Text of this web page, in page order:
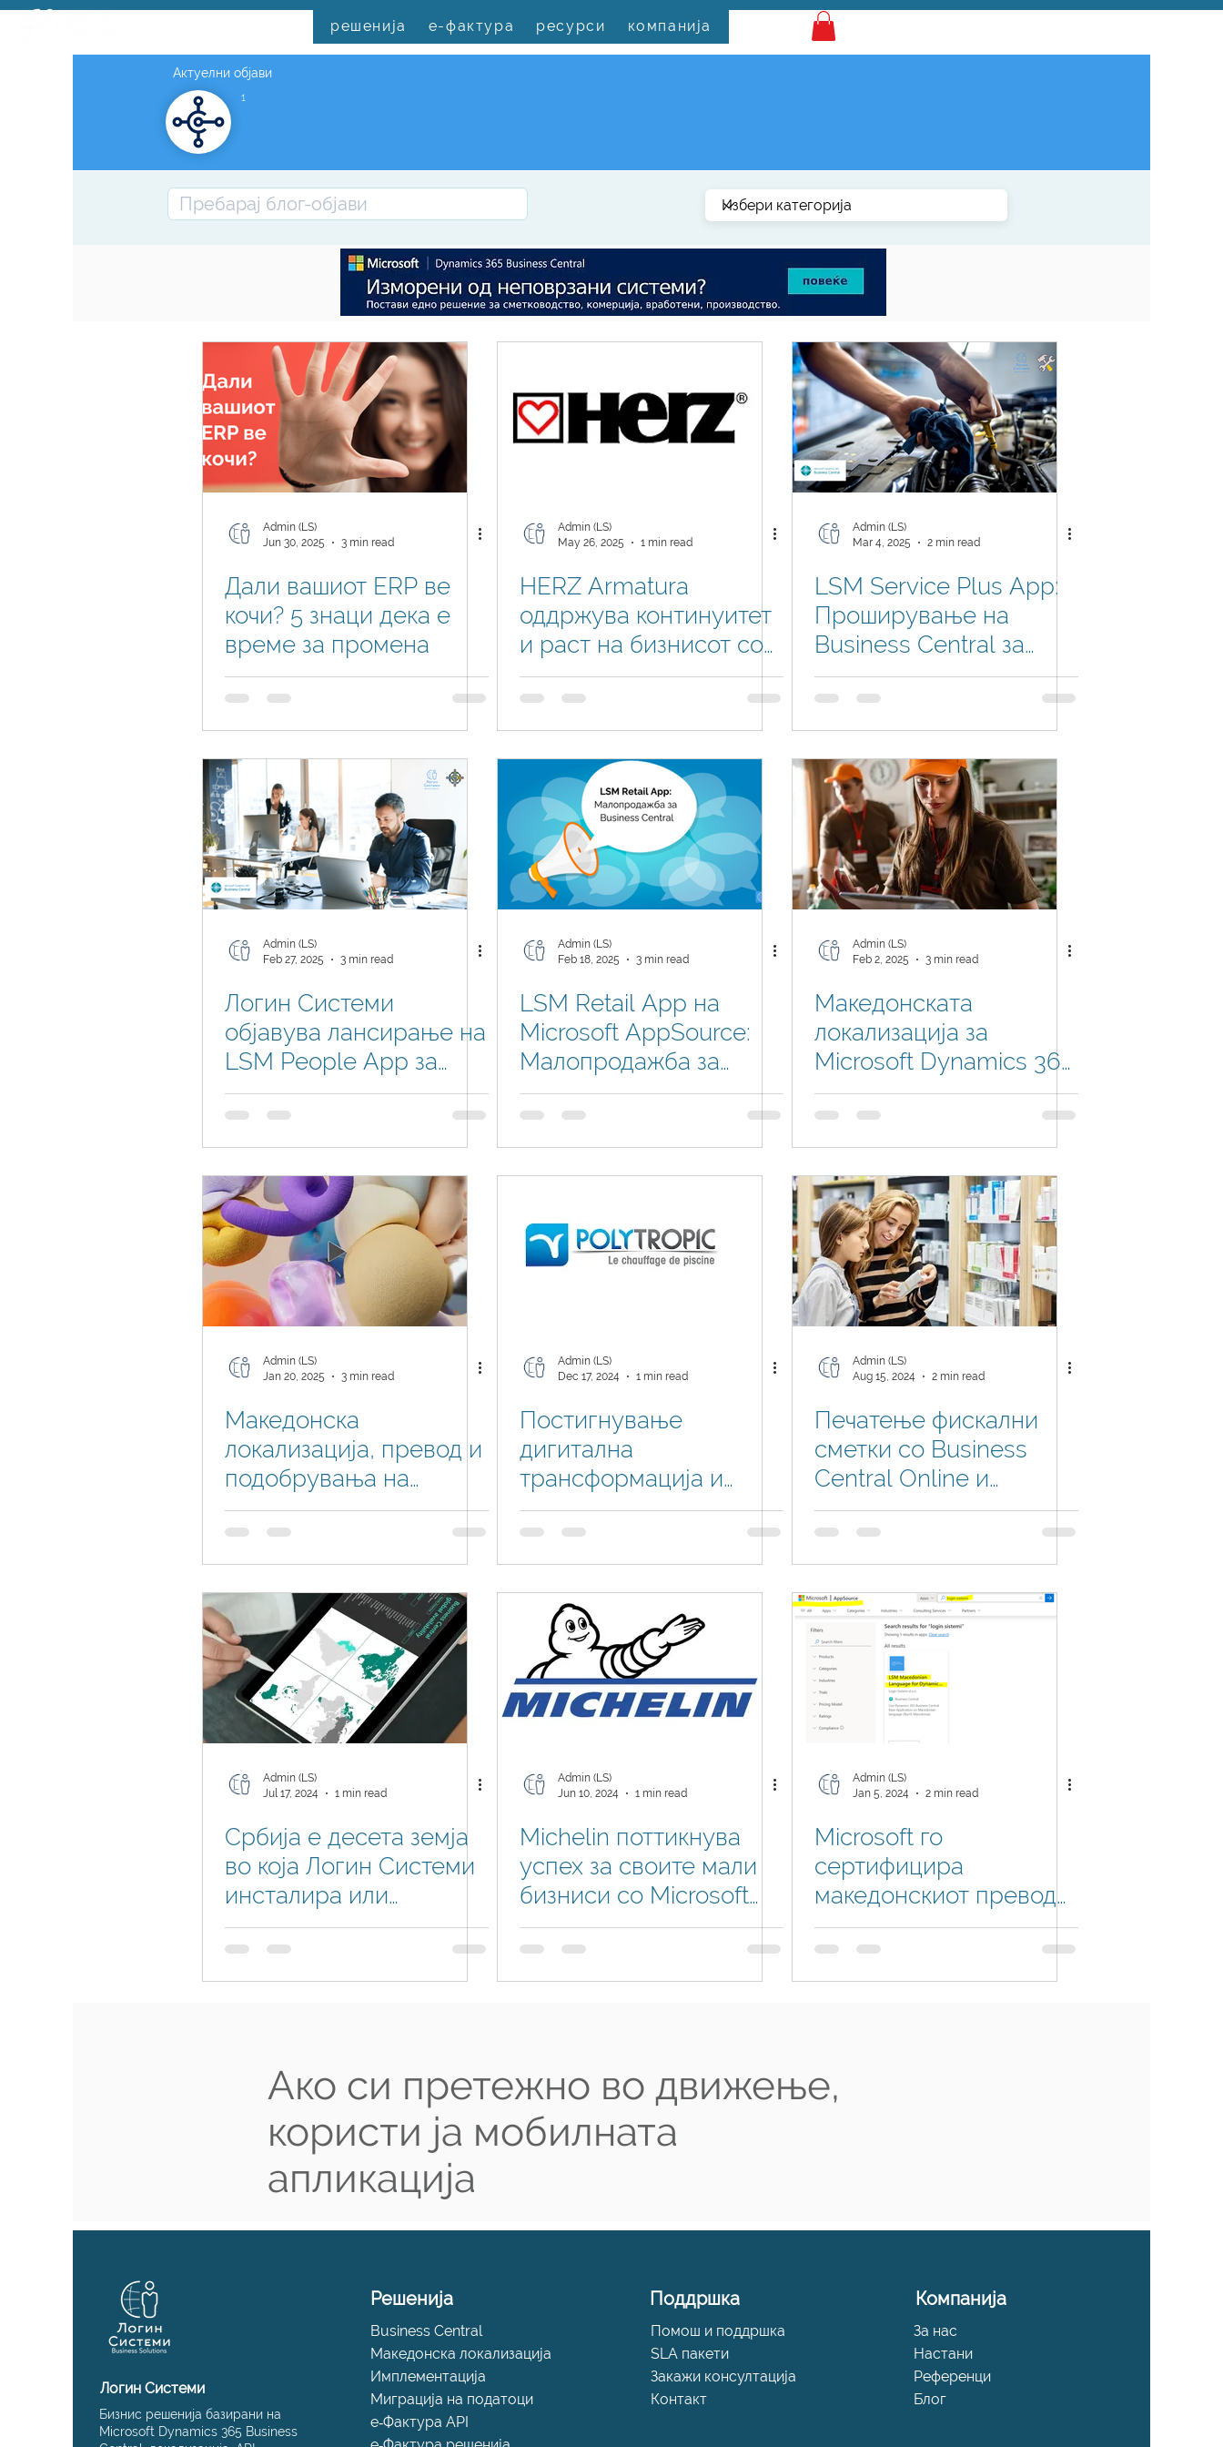
решенија е-фактура ресурси компанија
Актуелни објави
1
Admin (LS)
Jun 30, 2025
3 min read
Дали вашиот ERP ве
кочи? 5 знаци дека е
време за промена
Admin (LS)
May 26, 2025
1 min read
HERZ Armatura
оддржува континуитет
и раст на бизнисот со
Dynamics 365 Business
Central
Admin (LS)
Mar 4, 2025
2 min read
LSM Service Plus App:
Проширување на
Business Central за
сервисни центри во
Македонија
Admin (LS)
Feb 27, 2025
3 min read
Логин Системи
објавува лансирање на
LSM People App за
Microsoft Dynamics 365
Business Central
Admin (LS)
Feb 18, 2025
3 min read
LSM Retail App на
Microsoft AppSource:
Малопродажба за
Business Central
Admin (LS)
Feb 2, 2025
3 min read
Македонската
локализација за
Microsoft Dynamics 365
Business Central сега е
во живо на Microsoft
AppSource!
Admin (LS)
Jan 20, 2025
3 min read
Македонска
локализација, превод и
подобрувања на
Business Central -
флексибилни аппови
на Логин Системи
Admin (LS)
Dec 17, 2024
1 min read
Постигнување
дигитална
трансформација и
успех со Microsoft
Dynamics 365 Business
Central
Admin (LS)
Aug 15, 2024
2 min read
Печатење фискални
сметки со Business
Central Online и
OnPremises
Admin (LS)
Jul 17, 2024
1 min read
Србија е десета земја
во која Логин Системи
инсталира или
опслужува Business
Central во приватниот
сектор
Admin (LS)
Jun 10, 2024
1 min read
Michelin поттикнува
успех за своите мали
бизниси со Microsoft
Dynamics 365 Business
Central
Admin (LS)
Jan 5, 2024
2 min read
Microsoft го
сертифицира
македонскиот превод
на Логин Системи за
Dynamics 365 Business
Central
Ако си претежно во движење,
користи ја мобилната
апликација
Логин Системи
Бизнис решенија базирани на
Microsoft Dynamics 365 Business
Решенија
Business Central
Македонска локализација
Имплементација
Миграција на податоци
е‑Фактура API
Поддршка
Помош и поддршка
SLA пакети
Закажи консултација
Контакт
Компанија
За нас
Настани
Референци
Блог